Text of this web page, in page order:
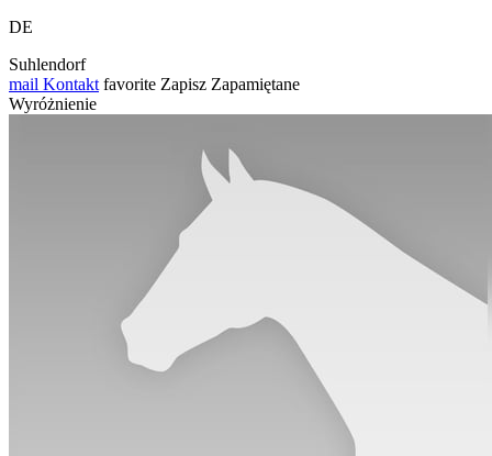
DE
Suhlendorf
mail Kontakt favorite Zapisz Zapamiętane
Wyróżnienie